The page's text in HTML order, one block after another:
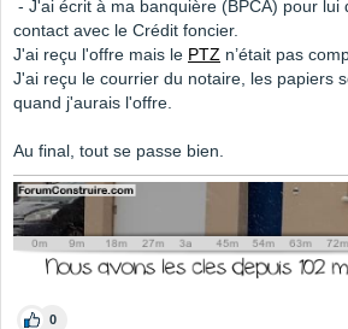
- J'ai écrit à ma banquière (BPCA) pour
contact avec le Crédit foncier.
J'ai reçu l'offre mais le PTZ n’était pas
J'ai reçu le courrier du notaire, les papiers
quand j'aurais l'offre.
Au final, tout se passe bien.
0